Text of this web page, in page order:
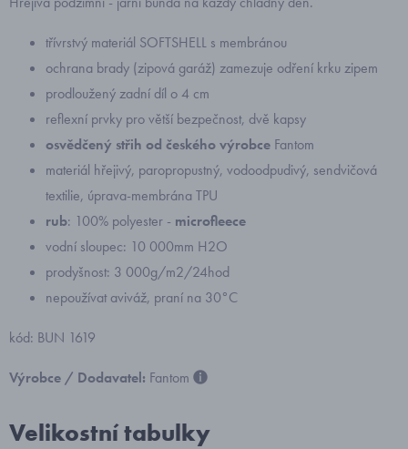
třívrstvý materiál SOFTSHELL s membránou
ochrana brady (zipová garáž) zamezuje odření krku zipem
prodloužený zadní díl o 4 cm
reflexní prvky pro větší bezpečnost, dvě kapsy
osvědčený střih od českého výrobce Fantom
materiál hřejivý, paropropustný, vodoodpudivý, sendvičová
textilie, úprava-membrána TPU
rub: 100% polyester - microfleece
vodní sloupec: 10 000mm H2O
prodyšnost: 3 000g/m2/24hod
nepoužívat aviváž, praní na 30°C
kód: BUN 1619
Výrobce / Dodavatel: Fantom
Velikostní tabulky